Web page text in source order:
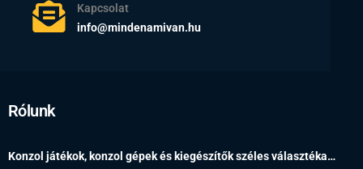
Kapcsolat
info@mindenamivan.hu
Rólunk
Konzol játékok, konzol gépek és kiegészítők széles választéka…